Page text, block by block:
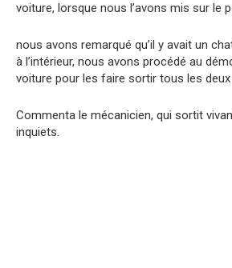
voiture, lorsque nous l’avons mis sur le
nous avons remarqué qu’il y avait un
à l’intérieur, nous avons procédé au
voiture pour les faire sortir tous les deux
Commenta le mécanicien, qui sortit
inquiets.